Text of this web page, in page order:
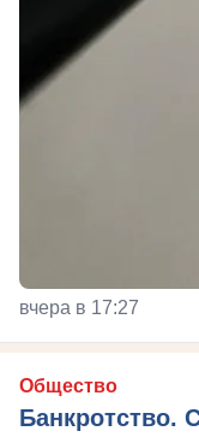
вчера в 17:27
Общество
Банкротство.